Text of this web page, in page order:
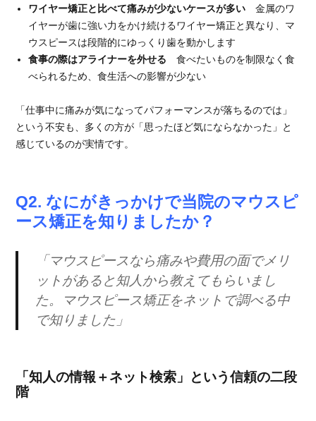
ワイヤー矯正と比べて痛みが少ないケースが多い金属のワ
イヤーが歯に強い力をかけ続けるワイヤー矯正と異なり、マ
ウスピースは段階的にゆっくり歯を動かします
食事の際はアライナーを外せる 食べたいものを制限なく食
べられるため、食生活への影響が少ない
「仕事中に痛みが気になってパフォーマンスが落ちるのでは」
という不安も、多くの方が「思ったほど気にならなかった」と
感じているのが実情です。
Q2. なにがきっかけで当院のマウスピ
ース矯正を知りましたか？
「マウスピースなら痛みや費用の面でメリ
ットがあると知人から教えてもらいまし
た。マウスピース矯正をネットで調べる中
で知りました」
「知人の情報＋ネット検索」という信頼の二段
階